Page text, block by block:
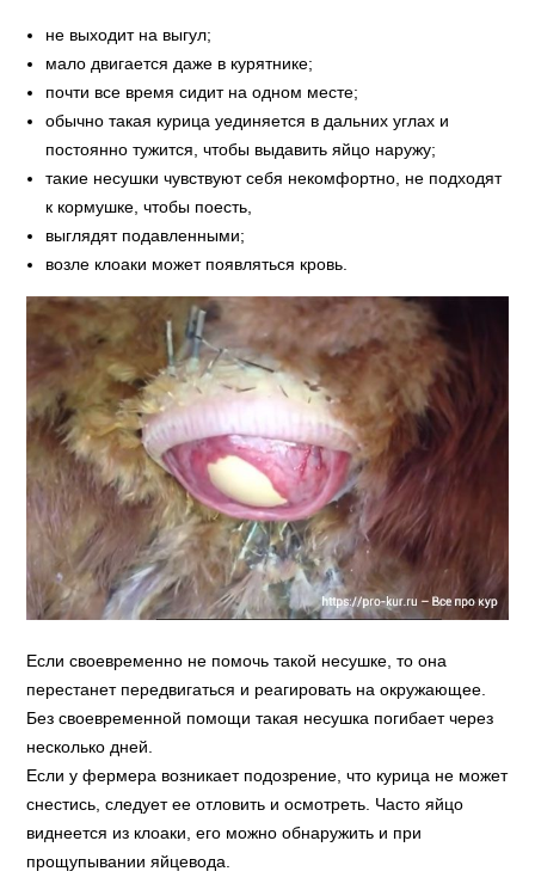
не выходит на выгул;
мало двигается даже в курятнике;
почти все время сидит на одном месте;
обычно такая курица уединяется в дальних углах и
постоянно тужится, чтобы выдавить яйцо наружу;
такие несушки чувствуют себя некомфортно, не подходят
к кормушке, чтобы поесть,
выглядят подавленными;
возле клоаки может появляться кровь.
Если своевременно не помочь такой несушке, то она
перестанет передвигаться и реагировать на окружающее.
Без своевременной помощи такая несушка погибает через
несколько дней.
Если у фермера возникает подозрение, что курица не может
снестись, следует ее отловить и осмотреть. Часто яйцо
виднеется из клоаки, его можно обнаружить и при
прощупывании яйцевода.